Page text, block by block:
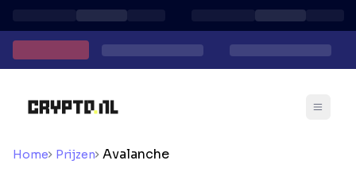
Home Prijzen Avalanche